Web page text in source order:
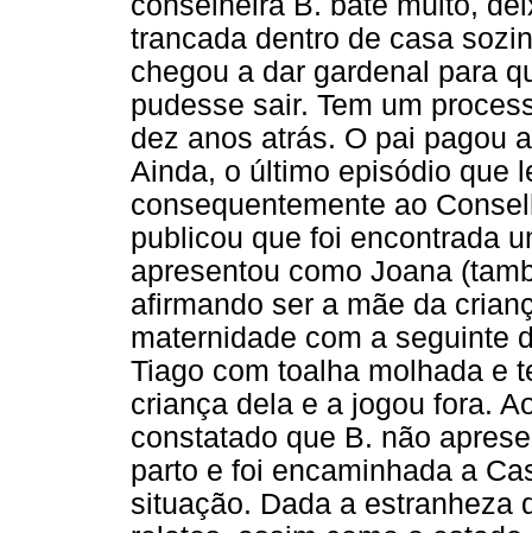
trancada dentro de casa
chegou a dar gardenal para
pudesse sair. Tem um
dez anos atrás. O pai pagou
Ainda, o último episódio que
consequentemente ao
publicou que foi encontrada
apresentou como Joana
afirmando ser a mãe da
maternidade com a seguinte
Tiago com toalha molhada e
criança dela e a jogou fora.
constatado que B. não
parto e foi encaminhada a
situação. Dada a estranheza